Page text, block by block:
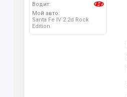
Водит:
Мой авто:
Santa Fe IV 2.2d Rock
Edition